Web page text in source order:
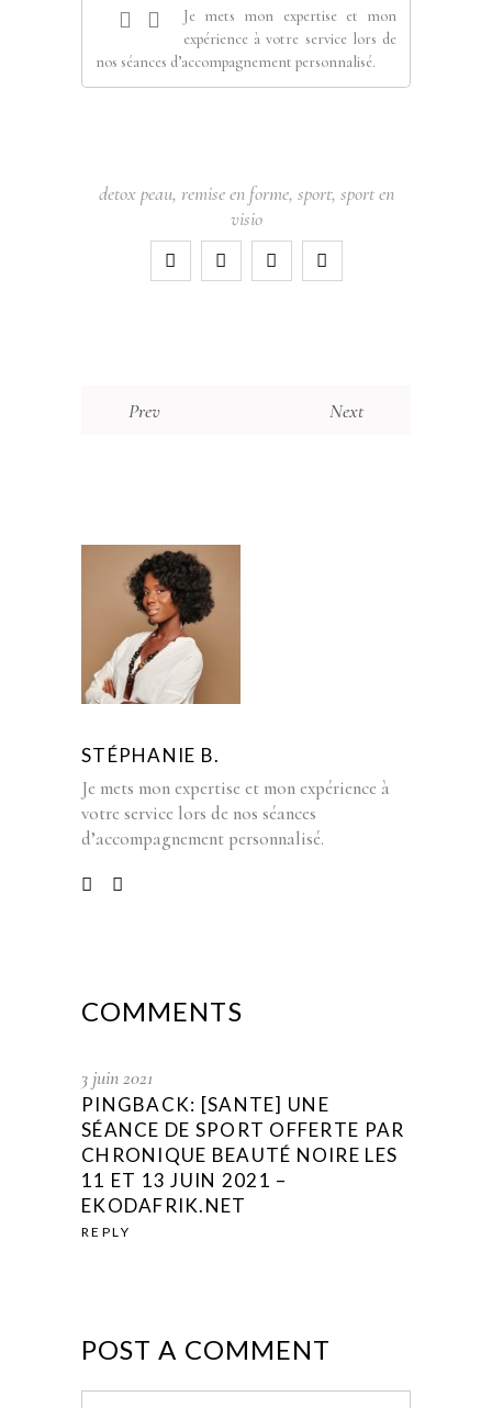
Je mets mon expertise et mon
expérience à votre service lors de
nos séances d’accompagnement personnalisé.
detox peau, remise en forme, sport, sport en
visio
Prev Next
STÉPHANIE B.
Je mets mon expertise et mon expérience à
votre service lors de nos séances
d’accompagnement personnalisé.
COMMENTS
3 juin 2021
PINGBACK: [SANTE] UNE
SÉANCE DE SPORT OFFERTE PAR
CHRONIQUE BEAUTÉ NOIRE LES
11 ET 13 JUIN 2021 –
EKODAFRIK.NET
REPLY
POST A COMMENT